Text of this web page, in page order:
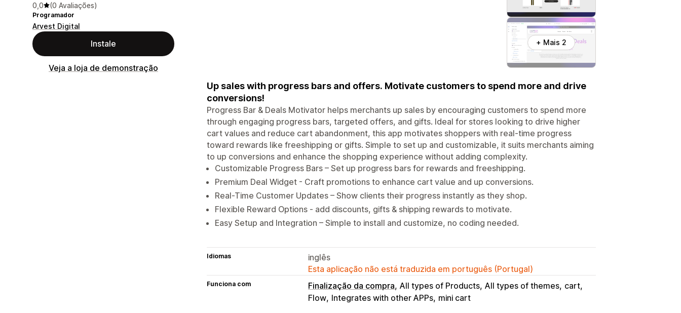
0,0 (0 Avaliações)
Programador
Arvest Digital
Instale
Veja a loja de demonstração
+ Mais 2
Up sales with progress bars and offers. Motivate customers to spend more and drive
conversions!
Progress Bar & Deals Motivator helps merchants up sales by encouraging customers to spend more
through engaging progress bars, targeted offers, and gifts. Ideal for stores looking to drive higher
cart values and reduce cart abandonment, this app motivates shoppers with real-time progress
toward rewards like freeshipping or gifts. Simple to set up and customizable, it suits merchants aiming
to up conversions and enhance the shopping experience without adding complexity.
Customizable Progress Bars – Set up progress bars for rewards and freeshipping.
Premium Deal Widget - Craft promotions to enhance cart value and up conversions.
Real-Time Customer Updates – Show clients their progress instantly as they shop.
Flexible Reward Options - add discounts, gifts & shipping rewards to motivate.
Easy Setup and Integration – Simple to install and customize, no coding needed.
Idiomas
inglês
Esta aplicação não está traduzida em português (Portugal)
Funciona com Finalização da compra All types of Products All types of themes cart
Flow Integrates with other APPs mini cart